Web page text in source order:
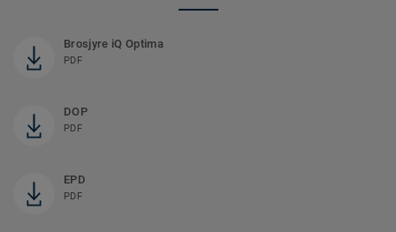
Brosjyre iQ Optima
PDF
DOP
PDF
EPD
PDF